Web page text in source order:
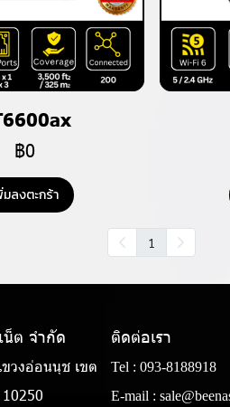
฿0
มลงตะกร้า
1
ต จํากัด
วงอ่อนนุช เขต
ติดต่อเรา
Tel : 093-8188918
E-mail :